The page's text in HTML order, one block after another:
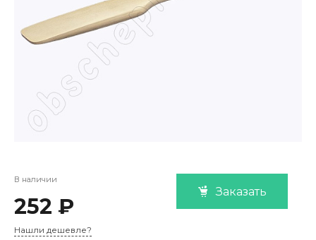
В наличии
252 ₽
Заказать
Нашли дешевле?